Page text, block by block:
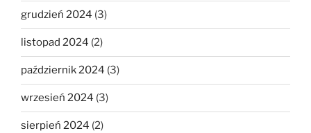
grudzień 2024 (3)
listopad 2024 (2)
październik 2024 (3)
wrzesień 2024 (3)
sierpień 2024 (2)